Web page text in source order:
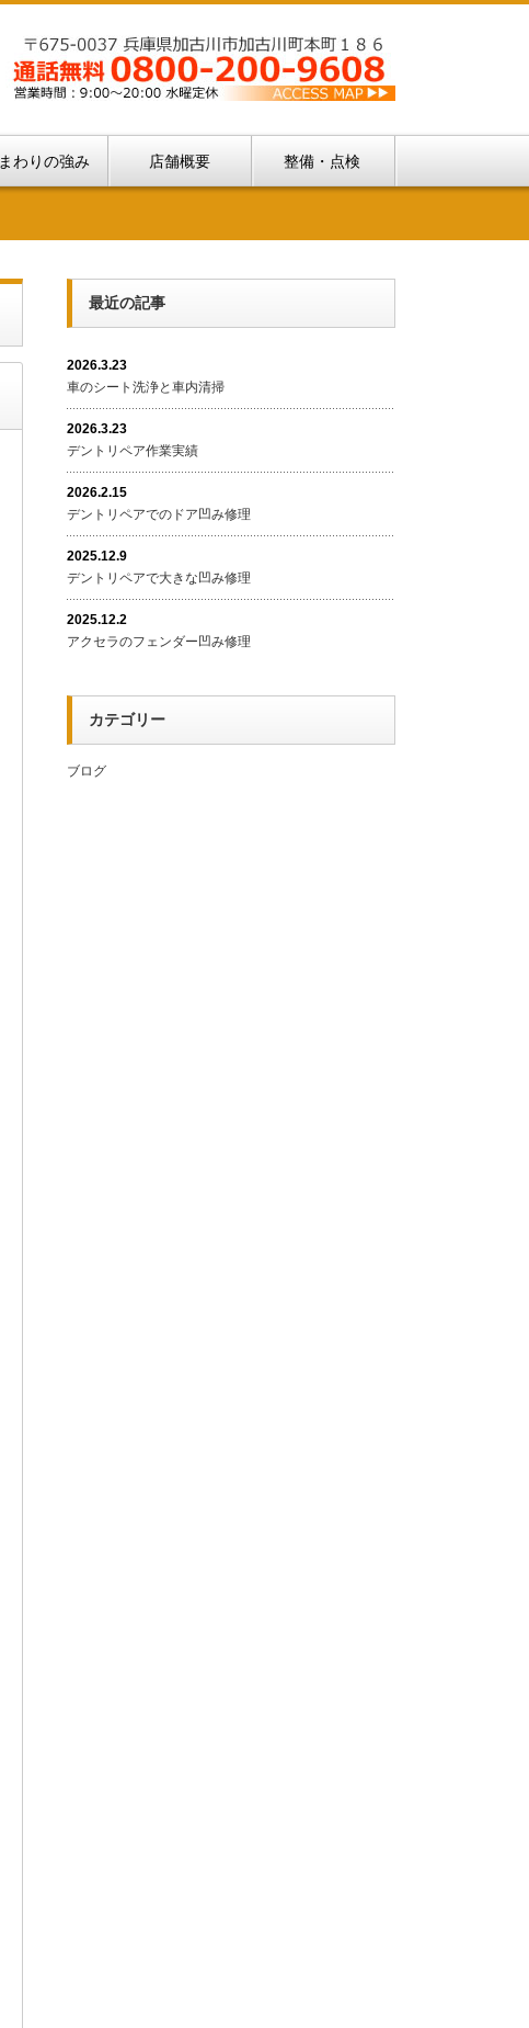
わりの強み 店舗概要 整備・点検
最近の記事
2026.3.23
車のシート洗浄と車内清掃
2026.3.23
デントリペア作業実績
2026.2.15
デントリペアでのドア凹み修理
2025.12.9
デントリペアで大きな凹み修理
2025.12.2
アクセラのフェンダー凹み修理
カテゴリー
ブログ